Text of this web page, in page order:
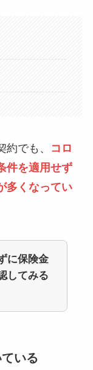
でも、
コロ
件を適用せず
多くなってい
に保険金
してみる
いる